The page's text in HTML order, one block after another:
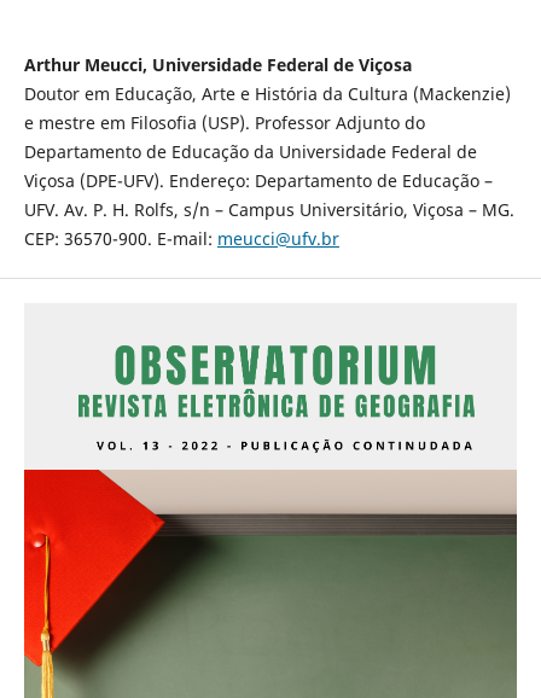
Arthur Meucci, Universidade Federal de Viçosa
Doutor em Educação, Arte e História da Cultura (Mackenzie)
e mestre em Filosofia (USP). Professor Adjunto do
Departamento de Educação da Universidade Federal de
Viçosa (DPE-UFV). Endereço: Departamento de Educação –
UFV. Av. P. H. Rolfs, s/n – Campus Universitário, Viçosa – MG.
CEP: 36570-900. E-mail: meucci@ufv.br